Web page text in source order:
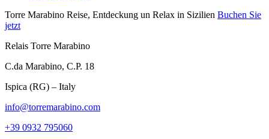
Torre Marabino Reise, Entdeckung un Relax in Sizilien Buchen Sie
jetzt
Relais Torre Marabino
C.da Marabino, C.P. 18
Ispica (RG) – Italy
info@torremarabino.com
+39 0932 795060